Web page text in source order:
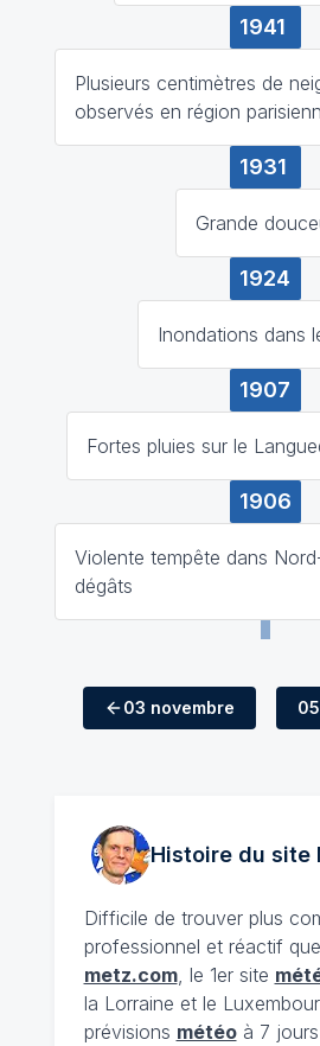
1941
Plusieurs centimètres de
observés en région
1931
Grande
1924
Inondations dans
1907
Fortes pluies sur le
1906
Violente tempête dans
dégâts
03 novembre
Histoire du site
Difficile de trouver plus
professionnel et réactif que
metz.com, le 1er site
la Lorraine et le
prévisions météoà 7 jours